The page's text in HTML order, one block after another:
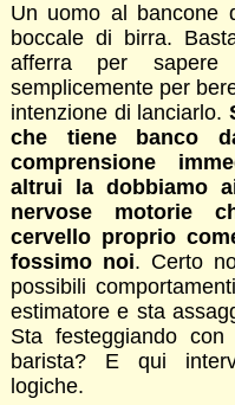
Un uomo al bancone
boccale di birra.
afferra per
semplicemente per
intenzione di lanciarlo.
che tiene banco
comprensione
altrui la dobbiamo
nervose motorie
cervello proprio
fossimo noi. Certo
possibili
estimatore e sta
Sta festeggiando
barista? E qui
logiche.